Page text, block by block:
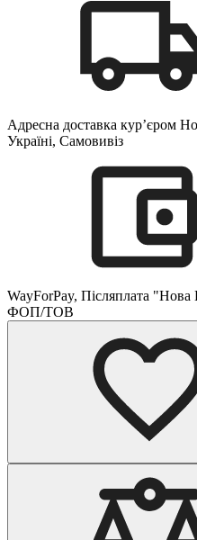
Адресна доставка
Україні, Самовивіз
WayForPay, Післяплата
ФОП/ТОВ